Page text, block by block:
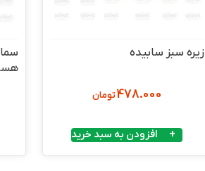
زیره سبز سابیده
478.000تومان
افزودن به سبد خرید